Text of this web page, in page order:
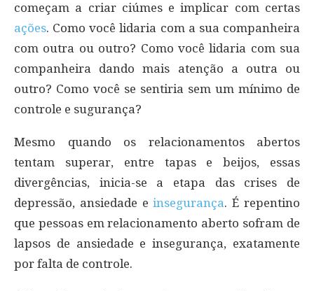
começam a criar ciúmes e implicar com certas
ações. Como você lidaria com a sua companheira
com outra ou outro? Como você lidaria com sua
companheira dando mais atenção a outra ou
outro? Como você se sentiria sem um mínimo de
controle e sugurança?
Mesmo quando os relacionamentos abertos
tentam superar, entre tapas e beijos, essas
divergências, inicia-se a etapa das crises de
depressão, ansiedade einsegurança. É repentino
que pessoas em relacionamento aberto sofram de
lapsos de ansiedade e insegurança, exatamente
por falta de controle.